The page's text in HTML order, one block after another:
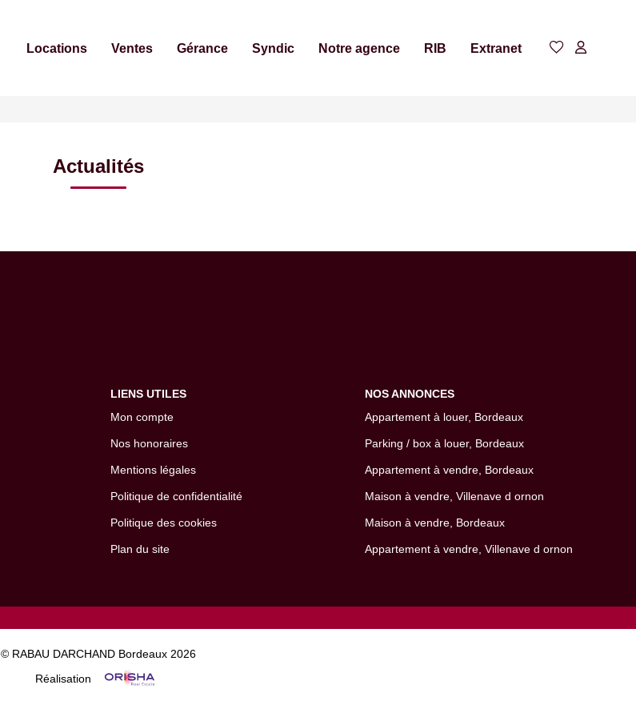
Locations Ventes Gérance Syndic Notre agence RIB Extranet
Actualités
LIENS UTILES
Mon compte
Nos honoraires
Mentions légales
Politique de confidentialité
Politique des cookies
Plan du site
NOS ANNONCES
Appartement à louer, Bordeaux
Parking / box à louer, Bordeaux
Appartement à vendre, Bordeaux
Maison à vendre, Villenave d ornon
Maison à vendre, Bordeaux
Appartement à vendre, Villenave d ornon
© RABAU DARCHAND Bordeaux 2026
Réalisation